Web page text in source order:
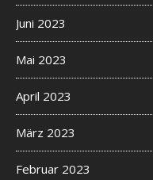
Juni 2023
Mai 2023
April 2023
März 2023
Februar 2023